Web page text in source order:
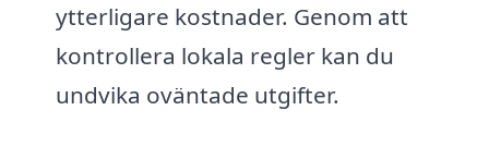
ytterligare kostnader. Genom att
kontrollera lokala regler kan du
undvika oväntade utgifter.